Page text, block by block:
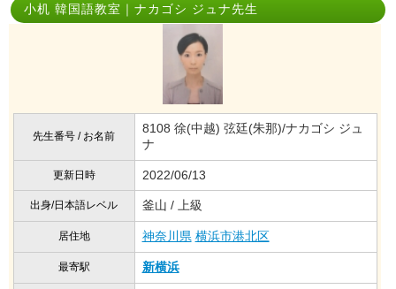
小机 韓国語教室｜ナカゴシ ジュナ先生
先生番号 / お名前
8108 徐(中越) 弦廷(朱那)/ナカゴシ ジュ
ナ
更新日時 2022/06/13
出身/日本語レベル 釜山 / 上級
居住地 神奈川県 横浜市港北区
最寄駅 新横浜